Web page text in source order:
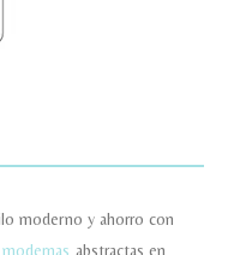
moderno y ahorro con
abstractas en